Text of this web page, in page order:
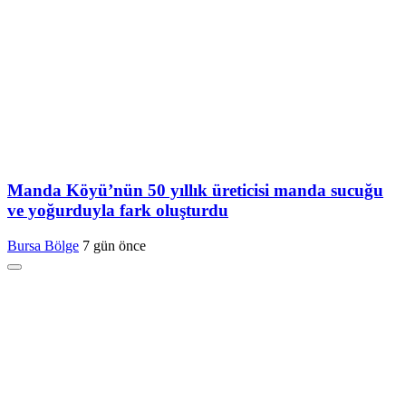
Manda Köyü’nün 50 yıllık üreticisi manda sucuğu
ve yoğurduyla fark oluşturdu
Bursa Bölge 7 gün önce